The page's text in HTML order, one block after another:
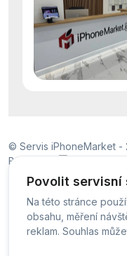
Povolit servisní
Na této stránce
obsahu, měření
reklam. Souhlas
© Servis iPhoneMarket -
Běžíme na